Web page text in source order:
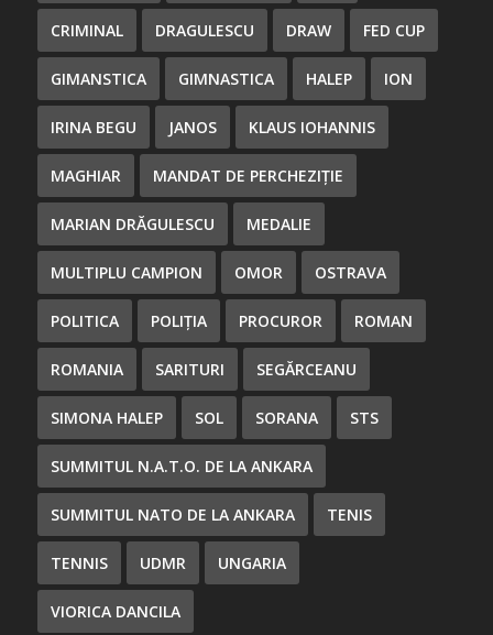
CRIMINAL DRAGULESCU DRAW FED CUP
GIMANSTICA GIMNASTICA HALEP ION
IRINA BEGU JANOS KLAUS IOHANNIS
MAGHIAR MANDAT DE PERCHEZIȚIE
MARIAN DRĂGULESCU MEDALIE
MULTIPLU CAMPION OMOR OSTRAVA
POLITICA POLIȚIA PROCUROR ROMAN
ROMANIA SARITURI SEGĂRCEANU
SIMONA HALEP SOL SORANA STS
SUMMITUL N.A.T.O. DE LA ANKARA
SUMMITUL NATO DE LA ANKARA TENIS
TENNIS UDMR UNGARIA
VIORICA DANCILA